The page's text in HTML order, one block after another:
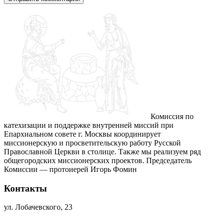
Комиссия по
катехизации и поддержке внутренней миссий при
Епархиальном совете г. Москвы координирует
миссионерскую и просветительскую работу Русской
Православной Церкви в столице. Также мы реализуем ряд
общегородских миссионерских проектов. Председатель
Комиссии — протоиерей Игорь Фомин
Контакты
ул. Лобачевского, 23